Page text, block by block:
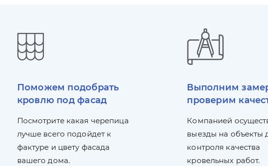
Поможем подобрать
кровлю под фасад
Посмотрите какая черепица
лучше всего подойдет к
фактуре и цвету фасада
вашего дома.
Выполним
проверим
Компанией
выезды на объекты
контроля качества
кровельных работ.